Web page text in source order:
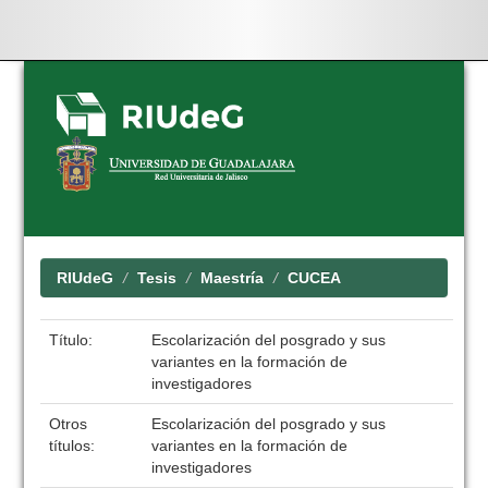
Skip
navigation
RIUdeG Tesis Maestría CUCEA
Título:
Escolarización del posgrado y sus
variantes en la formación de
investigadores
Otros
títulos:
Escolarización del posgrado y sus
variantes en la formación de
investigadores